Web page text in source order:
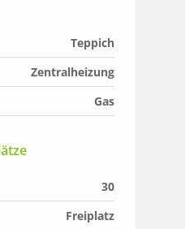
Teppich
Zentralheizung
Gas
30
Freiplatz